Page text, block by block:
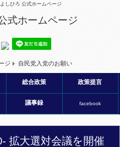
しひろ 公式ホームページ
式ホームページ
ジ 自民党入党のお願い
総合政策 政策提言
議事録 facebook
拡大選対会議を開催